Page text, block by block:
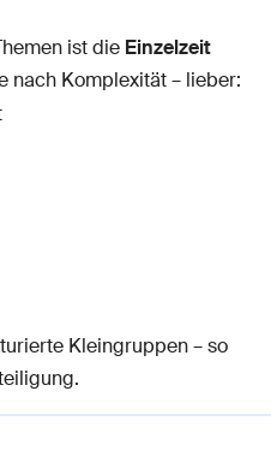
ist die Einzelzeit
nach Komplexität – lieber:
Kleingruppen – so